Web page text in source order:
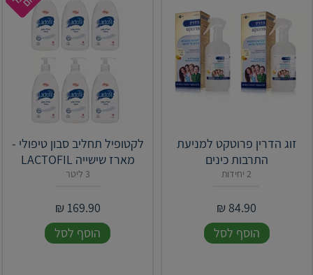
זוג הדרין פרוטקט למניעת
התרבות כינים
2 יחידות
84.90
₪
הוסף לסל
לקטופיל תחליב סבון טיפולי -
מארז שישייה LACTOFIL
3 ליטר
169.90
₪
הוסף לסל